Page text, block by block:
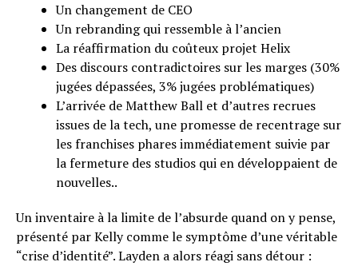
Un changement de CEO
Un rebranding qui ressemble à l’ancien
La réaffirmation du coûteux projet Helix
Des discours contradictoires sur les marges (30%
jugées dépassées, 3% jugées problématiques)
L’arrivée de Matthew Ball et d’autres recrues
issues de la tech, une promesse de recentrage sur
les franchises phares immédiatement suivie par
la fermeture des studios qui en développaient de
nouvelles..
Un inventaire à la limite de l’absurde quand on y pense,
présenté par Kelly comme le symptôme d’une véritable
“crise d’identité”. Layden a alors réagi sans détour :